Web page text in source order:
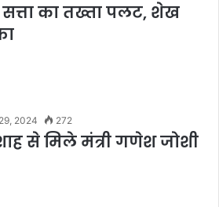
का तख्ता पलट, शेख
2024 272
से मिले मंत्री गणेश जोशी